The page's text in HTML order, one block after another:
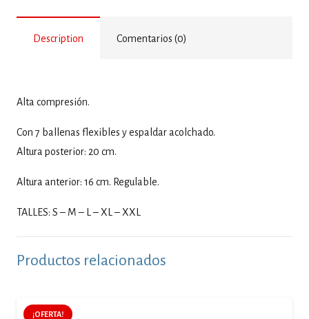
Description Comentarios (0)
Alta compresión.
Con 7 ballenas flexibles y espaldar acolchado.
Altura posterior: 20 cm.
Altura anterior: 16 cm. Regulable.
TALLES: S – M – L – XL – XXL
Productos relacionados
¡OFERTA!